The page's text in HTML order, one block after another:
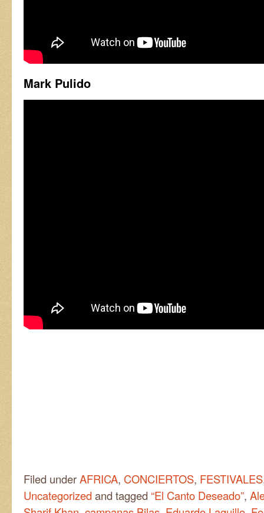
Mark Pulido
Filed underAFRICA, CONCIERTOS, FESTIVALES
Uncategorized and tagged “El Canto Deseado”,